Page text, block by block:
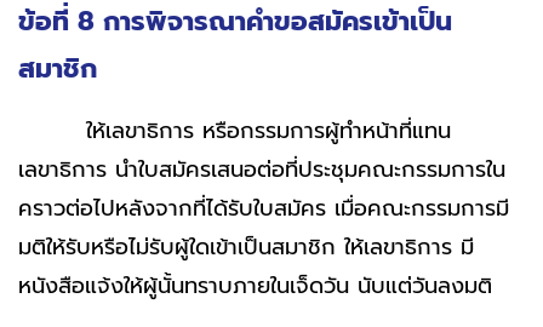
ข้อที่ 8 การพิจารณาคำขอสมัครเข้าเป็น
สมาชิก
ให้เลขาธิการ หรือกรรมการผู้ทำหน้าที่แทน
เลขาธิการ นำใบสมัครเสนอต่อที่ประชุมคณะกรรมการใน
คราวต่อไปหลังจากที่ได้รับใบสมัคร เมื่อคณะกรรมการมี
มติให้รับหรือไม่รับผู้ใดเข้าเป็นสมาชิก ให้เลขาธิการ มี
หนังสือแจ้งให้ผู้นั้นทราบภายในเจ็ดวัน นับแต่วันลงมติ